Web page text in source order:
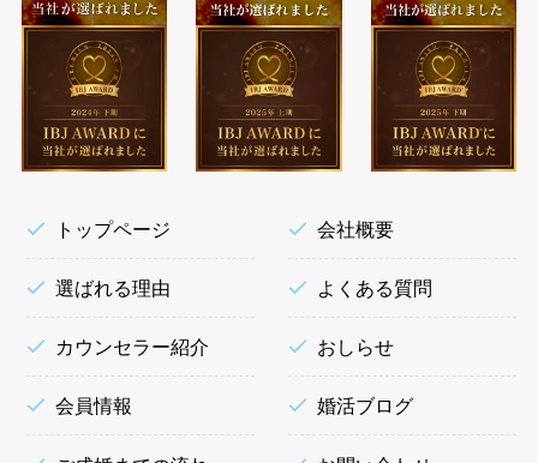
トップページ
選ばれる理由
カウンセラー紹介
会員情報
会社概要
よくある質問
おしらせ
婚活ブログ